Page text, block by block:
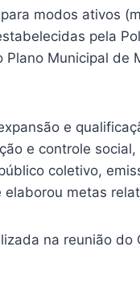
modos ativos
pela
Municipal de
e
e controle
coletivo,
metas
na reunião do